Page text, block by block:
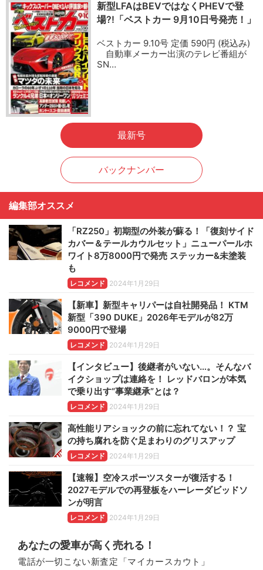
新型LFAはBEVではなくPHEVで登
場?!「ベストカー 9月10日号発売！」
ベストカー 9.10号 定価 590円 (税込み)
自動車メーカー出演のテレビ番組が
SN…
最新号
バックナンバー
編集部オススメ
「RZ250」初期型の外装が蘇る！「復刻サイド
カバー＆テールカウルセット」ニューパールホ
ワイト8万8000円で発売 ステッカー&未塗装
も
レコメンド 2024年1月29日
【新車】新型キャリパーは自社開発品！ KTM
新型「390 DUKE」2026年モデルが82万
9000円で登場
レコメンド 2024年1月29日
【インタビュー】後継者がいない…。そんなバ
イクショップは連絡を！ レッドバロンが本気
で乗り出す“事業継承”とは？
レコメンド 2024年1月29日
高性能リアショックの前に忘れてない！？ 宝
の持ち腐れを防ぐ足まわりのグリスアップ
レコメンド 2024年1月29日
【速報】空冷スポーツスターが復活する！
2027モデルでの再登板をハーレーダビッドソ
ンが明言
レコメンド 2024年1月29日
あなたの愛車が高く売れる！
電話が一切こない新査定「マイカースカウト」